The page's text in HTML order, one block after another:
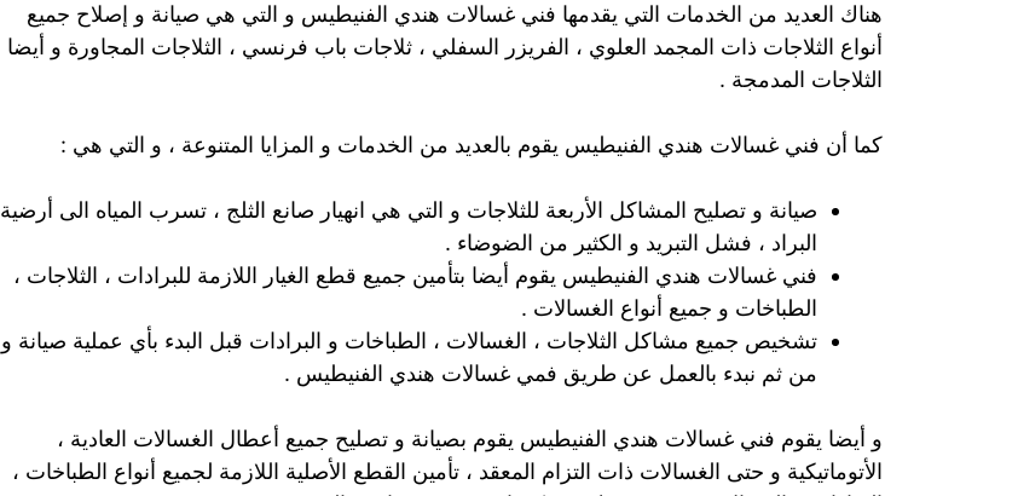
هناك العديد من الخدمات التي يقدمها فني غسالات هندي الفنيطيس و التي هي صيانة و إصلاح جميع
أنواع الثلاجات ذات المجمد العلوي ، الفريزر السفلي ، ثلاجات باب فرنسي ، الثلاجات المجاورة و أيضا
الثلاجات المدمجة .
كما أن فني غسالات هندي الفنيطيس يقوم بالعديد من الخدمات و المزايا المتنوعة ، و التي هي :
صيانة و تصليح المشاكل الأربعة للثلاجات و التي هي انهيار صانع الثلج ، تسرب المياه الى أرضية
البراد ، فشل التبريد و الكثير من الضوضاء .
فني غسالات هندي الفنيطيس يقوم أيضا بتأمين جميع قطع الغيار اللازمة للبرادات ، الثلاجات ،
الطباخات و جميع أنواع الغسالات .
تشخيص جميع مشاكل الثلاجات ، الغسالات ، الطباخات و البرادات قبل البدء بأي عملية صيانة و
من ثم نبدء بالعمل عن طريق فمي غسالات هندي الفنيطيس .
و أيضا يقوم فني غسالات هندي الفنيطيس يقوم بصيانة و تصليح جميع أعطال الغسالات العادية ،
الأتوماتيكية و حتى الغسالات ذات التزام المعقد ، تأمين القطع الأصلية اللازمة لجميع أنواع الطباخات ،